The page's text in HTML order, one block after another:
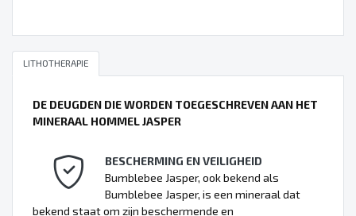
LITHOTHERAPIE
DE DEUGDEN DIE WORDEN TOEGESCHREVEN AAN HET
MINERAAL HOMMEL JASPER
BESCHERMING EN VEILIGHEID
Bumblebee Jasper, ook bekend als
Bumblebee Jasper, is een mineraal dat
bekend staat om zijn beschermende en